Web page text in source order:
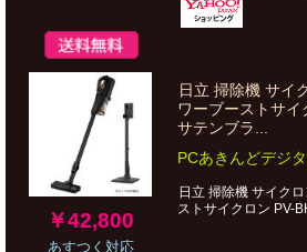
￥42,800
あすつく対応
日立 掃除機 サイ
ワーブーストサ
サテンブラ...
PCあきんどデジ
日立 掃除機 サイク
ストサイクロン PV-